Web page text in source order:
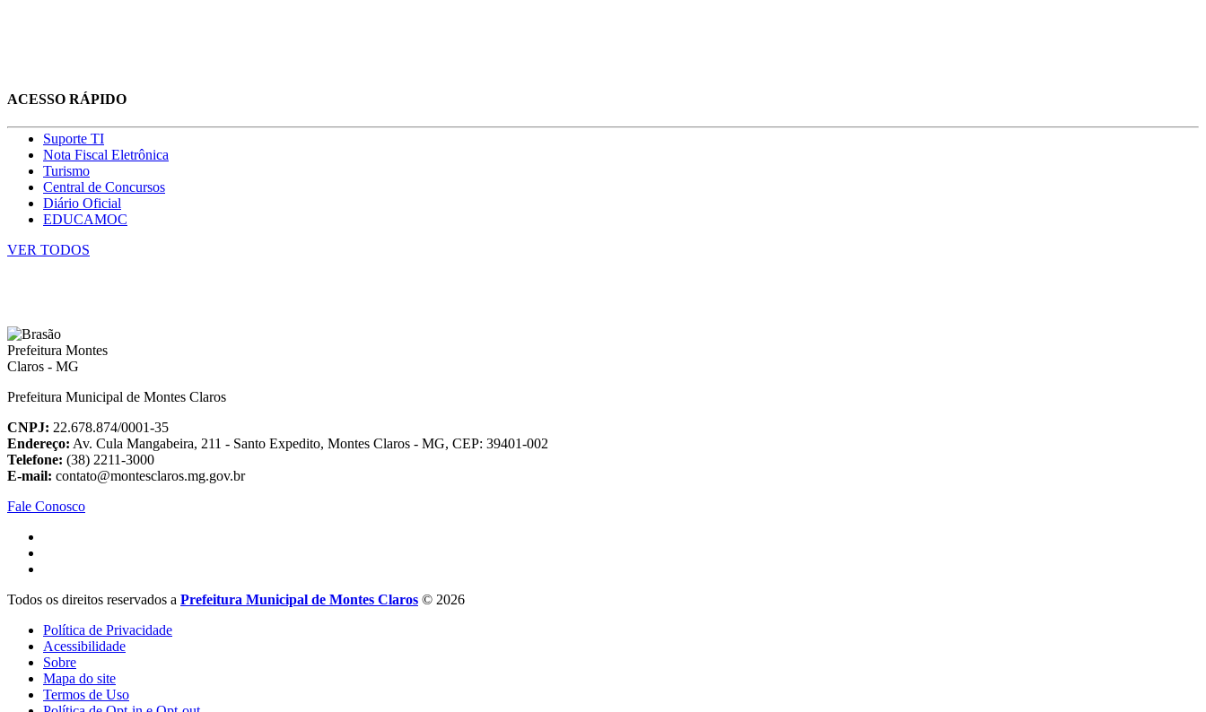
ACESSO RÁPIDO
Suporte TI
Nota Fiscal Eletrônica
Turismo
Central de Concursos
Diário Oficial
EDUCAMOC
VER TODOS
Prefeitura Municipal de Montes Claros
CNPJ: 22.678.874/0001-35
Endereço: Av. Cula Mangabeira, 211 - Santo Expedito, Montes Claros - MG, CEP: 39401-002
Telefone: (38) 2211-3000
E-mail: contato@montesclaros.mg.gov.br
Fale Conosco
Todos os direitos reservados a Prefeitura Municipal de Montes Claros © 2026
Política de Privacidade
Acessibilidade
Sobre
Mapa do site
Termos de Uso